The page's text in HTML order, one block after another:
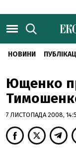
НОВИНИ
Ющенко
7 ЛИСТОПАДА 2008,